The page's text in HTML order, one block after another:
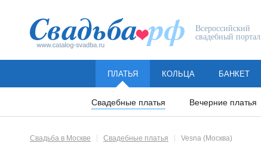
Всероссийский
свадебный портал
ПЛАТЬЯ
Свадебные платья Вечерние платья
КОЛЬЦА БАНКЕТ
Свадьба в Москве Свадебные платья Vesna (Москва)